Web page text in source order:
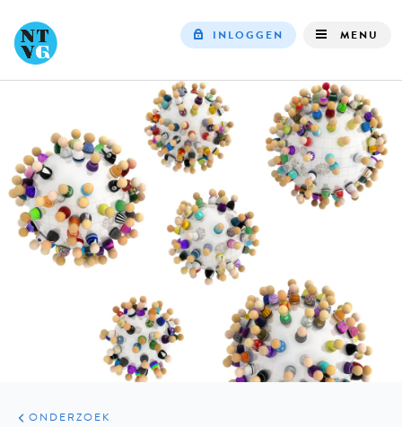
navigation
INLOGGEN MENU
ARTIKELEN
ONDERZOEK
ONDERZOEK